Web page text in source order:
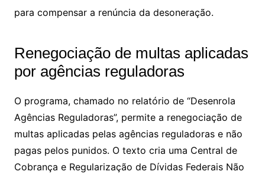
para compensar a renúncia da desoneração.
Renegociação de multas aplicadas
por agências reguladoras
O programa, chamado no relatório de “Desenrola
Agências Reguladoras”, permite a renegociação de
multas aplicadas pelas agências reguladoras e não
pagas pelos punidos. O texto cria uma Central de
Cobrança e Regularização de Dívidas Federais Não